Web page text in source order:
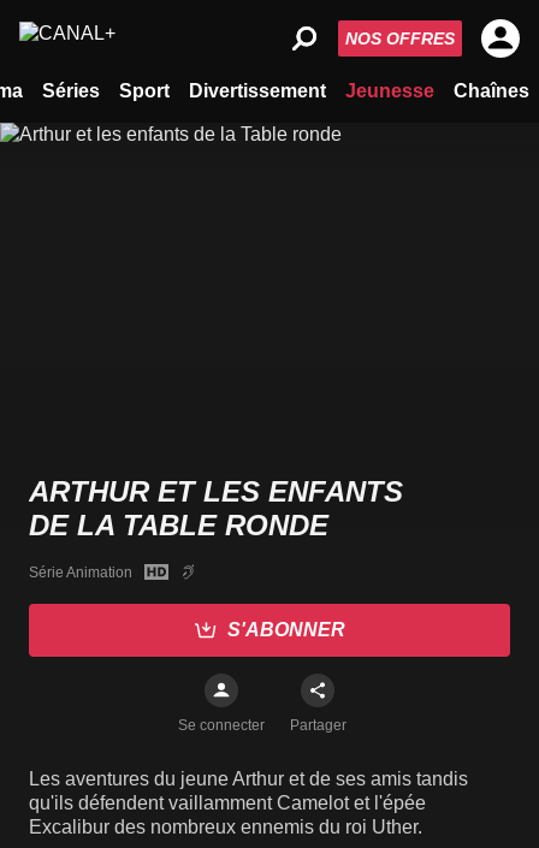
Séries Sport Divertissement Jeunesse Chaînes
NOS OFFRES
ARTHUR ET LES ENFANTS
DE LA TABLE RONDE
Série Animation
S'ABONNER
Se connecter Partager
Les aventures du jeune Arthur et de ses amis tandis
qu'ils défendent vaillamment Camelot et l'épée
Excalibur des nombreux ennemis du roi Uther.